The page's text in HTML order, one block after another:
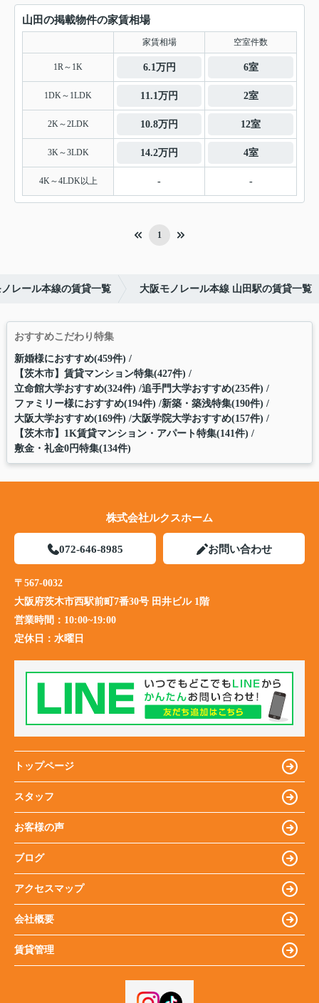
山田の掲載物件の家賃相場
家賃相場 空室件数
1R～1K 6.1万円 6室
1DK～1LDK 11.1万円 2室
2K～2LDK 10.8万円 12室
3K～3LDK 14.2万円 4室
4K～4LDK以上 - -
1
レール本線の賃貸一覧 大阪モノレール本線 山田駅の賃貸一覧
おすすめこだわり特集
新婚様におすすめ(459件)
【茨木市】賃貸マンション特集(427件)
立命館大学おすすめ(324件) 追手門大学おすすめ(235件)
ファミリー様におすすめ(194件) 新築・築浅特集(190件)
大阪大学おすすめ(169件) 大阪学院大学おすすめ(157件)
【茨木市】1K賃貸マンション・アパート特集(141件)
敷金・礼金0円特集(134件)
株式会社ルクスホーム
072-646-8985 お問い合わせ
〒567-0032
大阪府茨木市西駅前町7番30号 田井ビル 1階
営業時間： 10:00~19:00
定休日： 水曜日
トップページ
スタッフ
お客様の声
ブログ
アクセスマップ
会社概要
賃貸管理